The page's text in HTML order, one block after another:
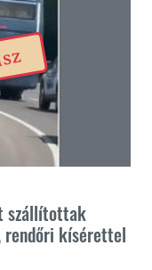
szállítottak
rendőri kísérettel